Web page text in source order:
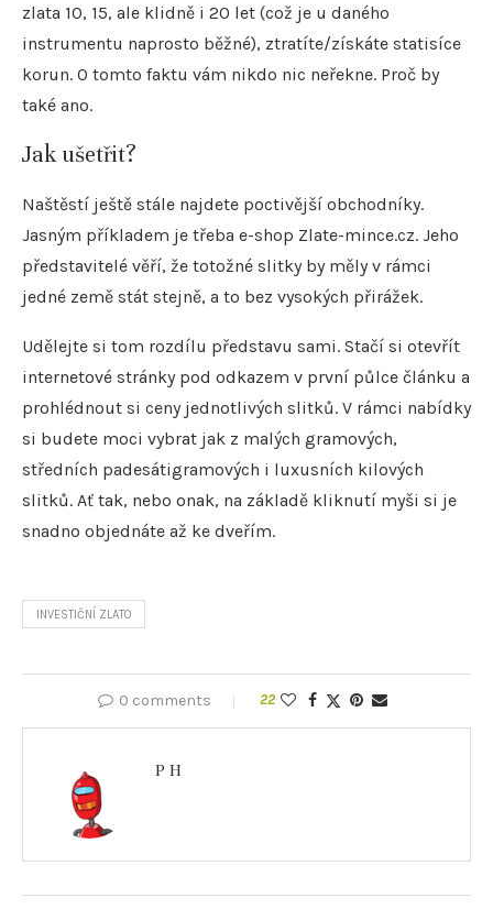
zlata 10, 15, ale klidně i 20 let (což je u daného
instrumentu naprosto běžné), ztratíte/získáte statisíce
korun. O tomto faktu vám nikdo nic neřekne. Proč by
také ano.
Jak ušetřit?
Naštěstí ještě stále najdete poctivější obchodníky.
Jasným příkladem je třeba e-shop Zlate-mince.cz. Jeho
představitelé věří, že totožné slitky by měly v rámci
jedné země stát stejně, a to bez vysokých přirážek.
Udělejte si tom rozdílu představu sami. Stačí si otevřít
internetové stránky pod odkazem v první půlce článku a
prohlédnout si ceny jednotlivých slitků. V rámci nabídky
si budete moci vybrat jak z malých gramových,
středních padesátigramových i luxusních kilových
slitků. Ať tak, nebo onak, na základě kliknutí myši si je
snadno objednáte až ke dveřím.
INVESTIČNÍ ZLATO
0 comments 22
P H